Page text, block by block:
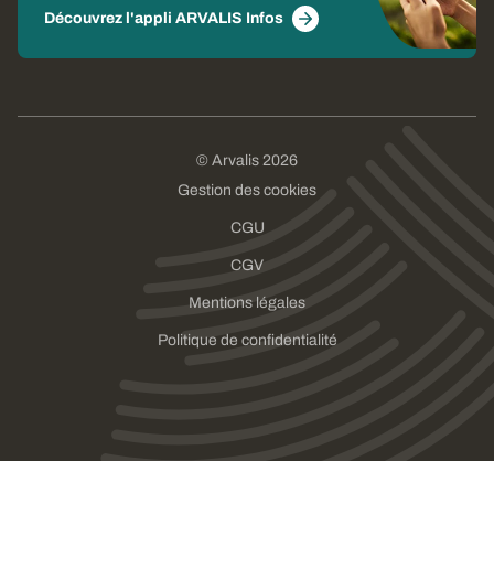
Découvrez l'appli ARVALIS Infos
© Arvalis 2026
Gestion des cookies
CGU
CGV
Mentions légales
Politique de confidentialité